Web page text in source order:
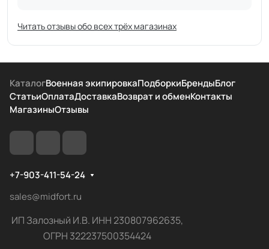
Читать отзывы обо всех трёх магазинах
КаталогВоенная экипировкаПодборкиБрендыБлог
СтатьиОплатаДоставкаВозврат и обменКонтакты
МагазиныОтзывы
+7-903-411-54-24
sales@midfort.ru
ИП Залозный И.В. ИНН 230807962635,
ОГРН 322237500354424